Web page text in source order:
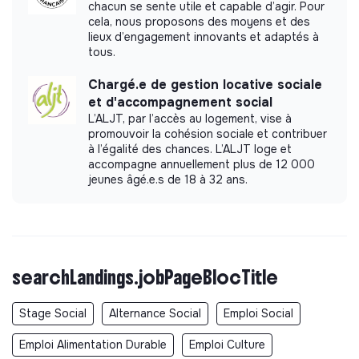
réseautage avec d'autres acteurs, les organismes
communautaires et les services sociaux
gouvernementaux.
des équipes sur la gestion de cas, les questions de
protection, les techniques d'entretien avec tact, les
orientations internes et externes dans le respect de
la confidentialité et de la sécurité, et au-delà, en
fonction des lacunes identifiées en matière de travail
social et de protection.
Aider les partenaires (le cas échéant) à identifier,
complexes (par exemple, risque élevé de récidive de
violence, mineur non accompagné, etc.) selon le
contexte.
2/ Accompagnement social dans les structures de
MSF
chacun se sente utile et capable d’agir. Pour
cela, nous proposons des moyens et des
lieux d’engagement innovants et adaptés à
tous.
Chargé.e de gestion locative sociale
et d'accompagnement social
L’ALJT, par l’accès au logement, vise à
promouvoir la cohésion sociale et contribuer
à l’égalité des chances. L’ALJT loge et
accompagne annuellement plus de 12 000
jeunes âgé.e.s de 18 à 32 ans.
searchLandings.jobPageBlocTitle
Stage Social Alternance Social Emploi Social
Emploi Alimentation Durable Emploi Culture